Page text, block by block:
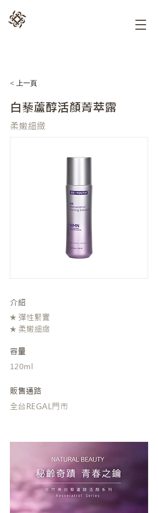
< 上一頁
白藜蘆醇活顏菁萃露
柔嫩細緻
​介紹
★ 彈性緊實
★ 柔嫩細緻
容量
120ml
販售通路
全台REGAL門市